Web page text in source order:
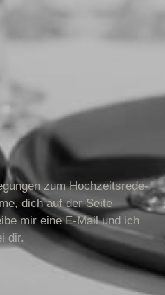
zum Hochzeitsrede-
dich auf der Seite
mir eine E-Mail und ich
dir.